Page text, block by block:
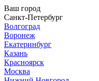
Ваш город
Санкт-Петербург
Волгоград
Воронеж
Екатеринбург
Казань
Красноярск
Москва